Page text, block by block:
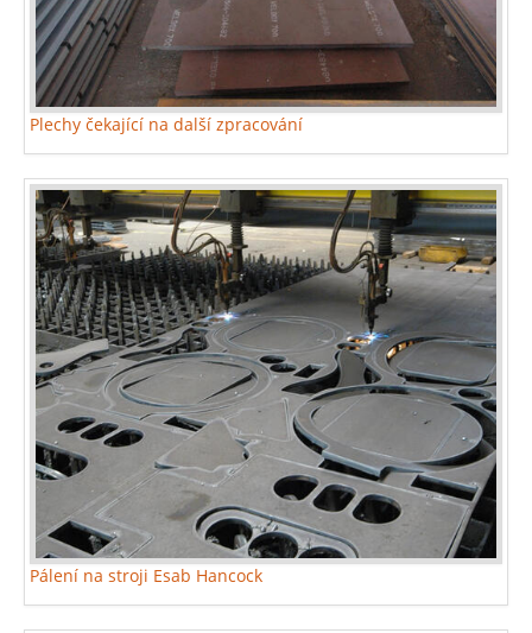
Plechy čekající na další zpracování
Pálení na stroji Esab Hancock